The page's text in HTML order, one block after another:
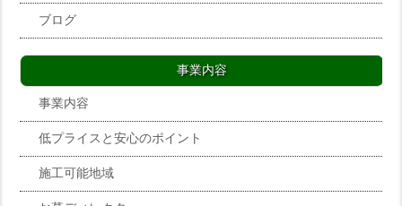
ブログ
事業内容
事業内容
低プライスと安心のポイント
施工可能地域